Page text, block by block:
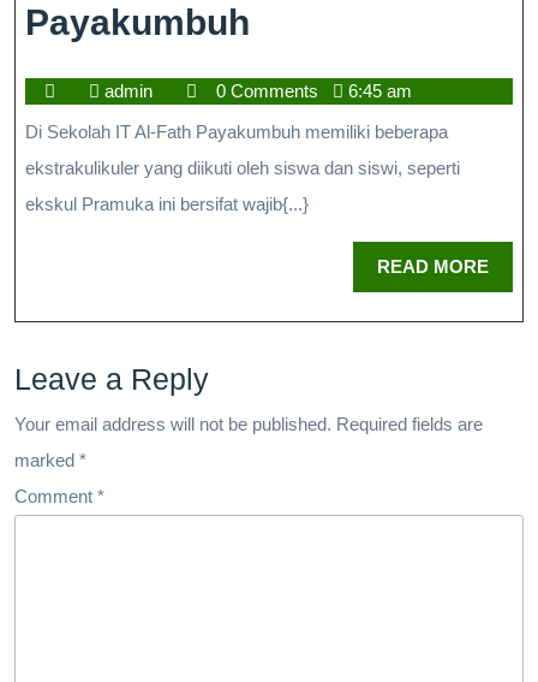
Payakumbuh
admin 0 Comments
6:45 am
Di Sekolah IT Al-Fath Payakumbuh memiliki beberapa
ekstrakulikuler yang diikuti oleh siswa dan siswi, seperti
ekskul Pramuka ini bersifat wajib{...}
READ MORE
Leave a Reply
Your email address will not be published. Required fields are
marked *
Comment *